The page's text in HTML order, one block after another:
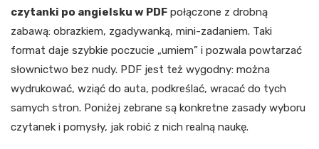
czytanki po angielsku w PDF połączone z drobną
zabawą: obrazkiem, zgadywanką, mini-zadaniem. Taki
format daje szybkie poczucie „umiem” i pozwala powtarzać
słownictwo bez nudy. PDF jest też wygodny: można
wydrukować, wziąć do auta, podkreślać, wracać do tych
samych stron. Poniżej zebrane są konkretne zasady wyboru
czytanek i pomysły, jak robić z nich realną naukę.